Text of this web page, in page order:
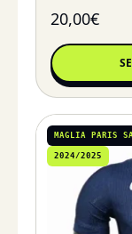
20,00€
MAGLIA PARIS
2024/2025